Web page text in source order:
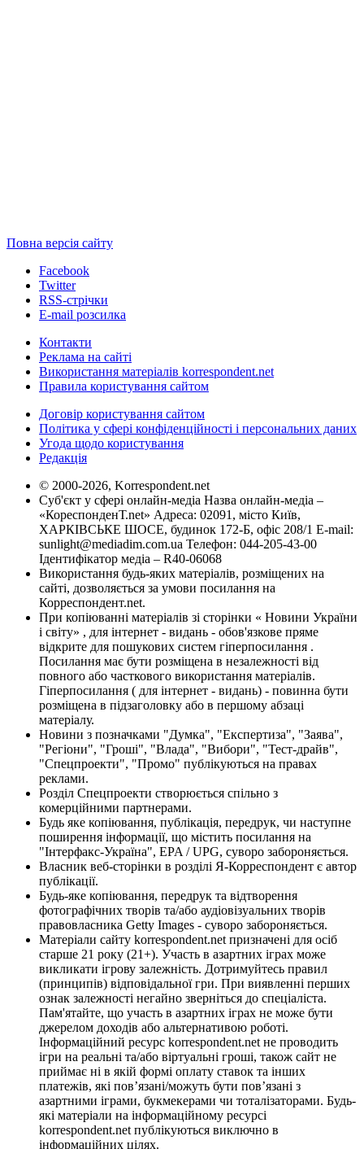
Повна версія сайту
Facebook
Twitter
RSS-стрічки
E-mail розсилка
Контакти
Реклама на сайті
Використання матеріалів korrespondent.net
Правила користування сайтом
Договір користування сайтом
Політика у сфері конфіденційності і персональних даних
Угода щодо користування
Редакція
© 2000-2026, Korrespondent.net
Суб'єкт у сфері онлайн-медіа Назва онлайн-медіа –
«КореспонденТ.net» Адреса: 02091, місто Київ,
ХАРКІВСЬКЕ ШОСЕ, будинок 172-Б, офіс 208/1 E-mail:
sunlight@mediadim.com.ua Телефон: 044-205-43-00
Ідентифікатор медіа – R40-06068
Використання будь-яких матеріалів, розміщених на
сайті, дозволяється за умови посилання на
Корреспондент.net.
При копіюванні матеріалів зі сторінки « Новини України
і світу» , для інтернет - видань - обов'язкове пряме
відкрите для пошукових систем гіперпосилання .
Посилання має бути розміщена в незалежності від
повного або часткового використання матеріалів.
Гіперпосилання ( для інтернет - видань) - повинна бути
розміщена в підзаголовку або в першому абзаці
матеріалу.
Новини з позначками "Думка", "Експертиза", "Заява",
"Регіони", "Гроші", "Влада", "Вибори", "Тест-драйв",
"Спецпроекти", "Промо" публікуються на правах
реклами.
Розділ Спецпроекти створюється спільно з
комерційними партнерами.
Будь яке копіювання, публікація, передрук, чи наступне
поширення інформації, що містить посилання на
"Інтерфакс-Україна", EPA / UPG, суворо забороняється.
Власник веб-сторінки в розділі Я-Корреспондент є автор
публікації.
Будь-яке копіювання, передрук та відтворення
фотографічних творів та/або аудіовізуальних творів
правовласника Getty Images - суворо забороняється.
Матеріали сайту korrespondent.net призначені для осіб
старше 21 року (21+). Участь в азартних іграх може
викликати ігрову залежність. Дотримуйтесь правил
(принципів) відповідальної гри. При виявленні перших
ознак залежності негайно зверніться до спеціаліста.
Пам'ятайте, що участь в азартних іграх не може бути
джерелом доходів або альтернативою роботі.
Інформаційний ресурс korrespondent.net не проводить
ігри на реальні та/або віртуальні гроші, також сайт не
приймає ні в якій формі оплату ставок та інших
платежів, які пов’язані/можуть бути пов’язані з
азартними іграми, букмекерами чи тоталізаторами. Будь-
які матеріали на інформаційному ресурсі
korrespondent.net публікуються виключно в
інформаційних цілях.